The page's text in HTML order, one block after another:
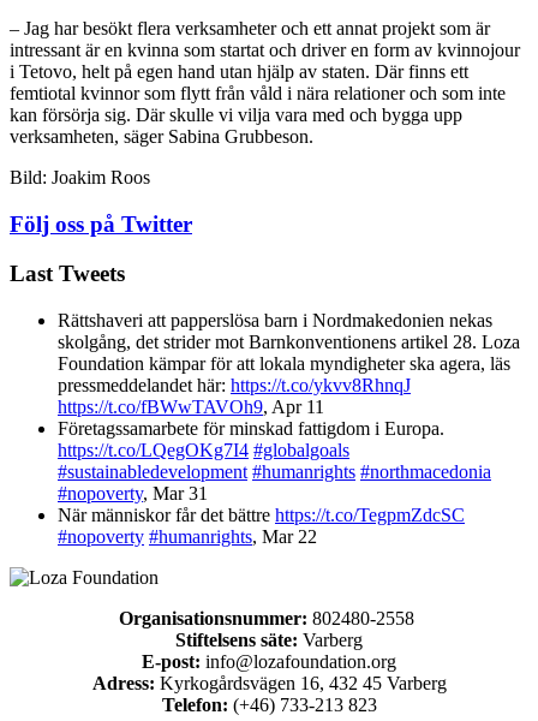
– Jag har besökt flera verksamheter och ett annat projekt som är
intressant är en kvinna som startat och driver en form av kvinnojour
i Tetovo, helt på egen hand utan hjälp av staten. Där finns ett
femtiotal kvinnor som flytt från våld i nära relationer och som inte
kan försörja sig. Där skulle vi vilja vara med och bygga upp
verksamheten, säger Sabina Grubbeson.
Bild: Joakim Roos
Följ oss på Twitter
Last Tweets
Rättshaveri att papperslösa barn i Nordmakedonien nekas
skolgång, det strider mot Barnkonventionens artikel 28. Loza
Foundation kämpar för att lokala myndigheter ska agera, läs
pressmeddelandet här: https://t.co/ykvv8RhnqJ
https://t.co/fBWwTAVOh9, Apr 11
Företagssamarbete för minskad fattigdom i Europa.
https://t.co/LQegOKg7I4 #globalgoals
#sustainabledevelopment #humanrights #northmacedonia
#nopoverty, Mar 31
När människor får det bättre https://t.co/TegpmZdcSC
#nopoverty #humanrights, Mar 22
Organisationsnummer: 802480-2558
Stiftelsens säte: Varberg
E-post: info@lozafoundation.org
Adress: Kyrkogårdsvägen 16, 432 45 Varberg
Telefon: (+46) 733-213 823